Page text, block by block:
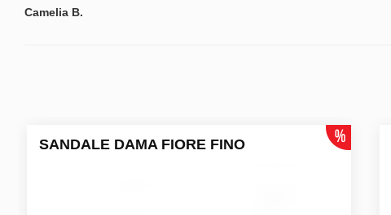
Camelia B.
SANDALE DAMA FIORE FINO